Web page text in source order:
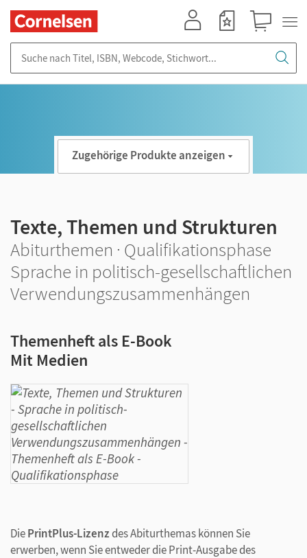
Zugehörige Produkte anzeigen
Texte, Themen und Strukturen
Abiturthemen · Qualifikationsphase
Sprache in politisch-gesellschaftlichen
Verwendungszusammenhängen
Themenheft als E-Book
Mit Medien
DiePrintPlus-Lizenzdes Abiturthemas können Sie
erwerben, wenn Sie entweder die Print-Ausgabe des